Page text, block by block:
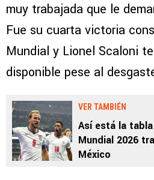
muy trabajada que le
Fue su cuarta victoria
Mundial y Lionel Scaloni
disponible pese al
VER TAMBIÉN
Así está la
Mundial 2026
México